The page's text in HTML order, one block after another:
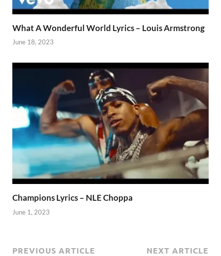
What A Wonderful World Lyrics – Louis Armstrong
June 18, 2023
Champions Lyrics – NLE Choppa
June 1, 2023
PREVIOUS ARTICLE NEXT ARTICLE